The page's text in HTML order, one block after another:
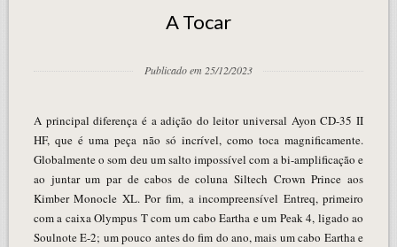
A Tocar
Publicado em 25/12/2023
A principal diferença é a adição do leitor universal Ayon CD-35 II
HF, que é uma peça não só incrível, como toca magnificamente.
Globalmente o som deu um salto impossível com a bi-amplificação e
ao juntar um par de cabos de coluna Siltech Crown Prince aos
Kimber Monocle XL. Por fim, a incompreensível Entreq, primeiro
com a caixa Olympus T com um cabo Eartha e um Peak 4, ligado ao
Soulnote E-2; um pouco antes do fim do ano, mais um cabo Eartha e